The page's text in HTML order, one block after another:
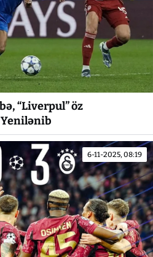
“Liverpul” öz
6-11-2025, 08:19